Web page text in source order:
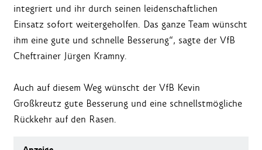
integriert und ihr durch seinen leidenschaftlichen
Einsatz sofort weitergeholfen. Das ganze Team wünscht
ihm eine gute und schnelle Besserung“, sagte der VfB
Cheftrainer Jürgen Kramny.
Auch auf diesem Weg wünscht der VfB Kevin
Großkreutz gute Besserung und eine schnellstmögliche
Rückkehr auf den Rasen.